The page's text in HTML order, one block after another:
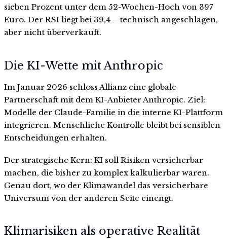
sieben Prozent unter dem 52-Wochen-Hoch von 397
Euro. Der RSI liegt bei 39,4 – technisch angeschlagen,
aber nicht überverkauft.
Die KI-Wette mit Anthropic
Im Januar 2026 schloss Allianz eine globale
Partnerschaft mit dem KI-Anbieter Anthropic. Ziel:
Modelle der Claude-Familie in die interne KI-Plattform
integrieren. Menschliche Kontrolle bleibt bei sensiblen
Entscheidungen erhalten.
Der strategische Kern: KI soll Risiken versicherbar
machen, die bisher zu komplex kalkulierbar waren.
Genau dort, wo der Klimawandel das versicherbare
Universum von der anderen Seite einengt.
Klimarisiken als operative Realität